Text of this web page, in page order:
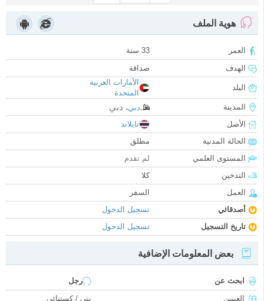
هوية الملف
العمر
33 سنة
الهدف
صداقة
البلد
الأمارات العربية
المتحدة
المدينة
دبي، دبي
الأصل
تايلاند
الحالة المدنية
مطلق
المستوى العلمي
لم تقدم
التدخين
كلا
العمل
السفر
أصدقائي
تسجيل الدخول
تاريخ التسجيل
تسجيل الدخول
بعض المعلومات الإضافية
ابحث عن
رجل
العينين
بني / كستنائي